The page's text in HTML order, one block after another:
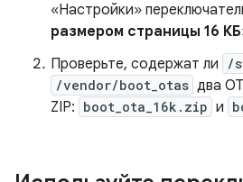
«Настройки»
размером страницы 16
Проверьте, содержат ли
/
/vendor/boot_otas два
ZIP: boot_ota_16k.zip и